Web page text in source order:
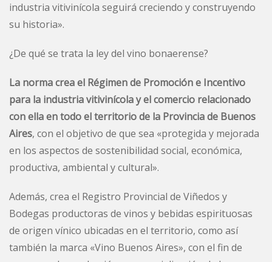
industria vitivinícola seguirá creciendo y construyendo
su historia».
¿De qué se trata la ley del vino bonaerense?
La norma crea el Régimen de Promoción e Incentivo
para la industria vitivinícola y el comercio relacionado
con ella en todo el territorio de la Provincia de Buenos
Aires, con el objetivo de que sea «protegida y mejorada
en los aspectos de sostenibilidad social, económica,
productiva, ambiental y cultural».
Además, crea el Registro Provincial de Viñedos y
Bodegas productoras de vinos y bebidas espirituosas
de origen vínico ubicadas en el territorio, como así
también la marca «Vino Buenos Aires», con el fin de